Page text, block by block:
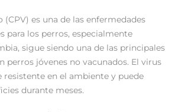
(CPV) es una de las enfermedades
para los perros, especialmente
sigue siendo una de las principales
perros jóvenes no vacunados. El virus
resistente en el ambiente y puede
durante meses.